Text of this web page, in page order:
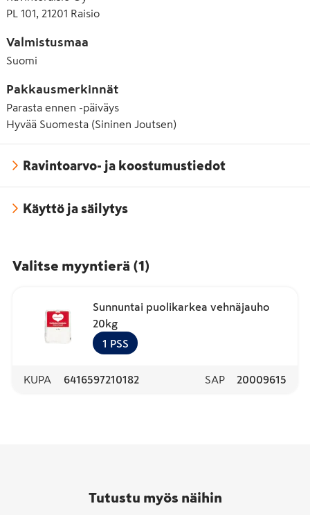
PL 101, 21201 Raisio
Valmistusmaa
Suomi
Pakkausmerkinnät
Parasta ennen -päiväys
Hyvää Suomesta (Sininen Joutsen)
Ravintoarvo- ja koostumustiedot
Käyttö ja säilytys
Valitse myyntierä (1 )
Sunnuntai puolikarkea vehnäjauho
20kg
1 PSS
KUPA 6416597210182 SAP 20009615
Tutustu myös näihin